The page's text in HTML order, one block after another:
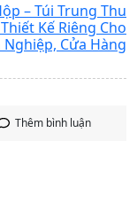
– Túi Trung Thu
Kế Riêng Cho
Nghiệp, Cửa Hàng
Thêm bình luận